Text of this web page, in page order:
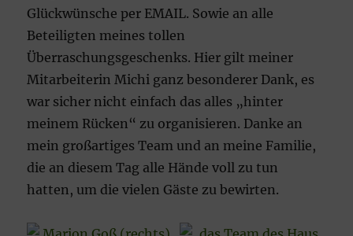
Glückwünsche per EMAIL. Sowie an alle
Beteiligten meines tollen
Überraschungsgeschenks. Hier gilt meiner
Mitarbeiterin Michi ganz besonderer Dank, es
war sicher nicht einfach das alles „hinter
meinem Rücken“ zu organisieren. Danke an
mein großartiges Team und an meine Familie,
die an diesem Tag alle Hände voll zu tun
hatten, um die vielen Gäste zu bewirten.